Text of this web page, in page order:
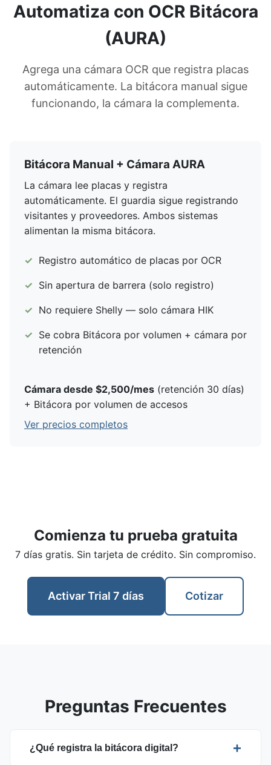
Automatiza con OCR Bitácora
(AURA)
Agrega una cámara OCR que registra placas
automáticamente. La bitácora manual sigue
funcionando, la cámara la complementa.
Bitácora Manual + Cámara AURA
La cámara lee placas y registra
automáticamente. El guardia sigue registrando
visitantes y proveedores. Ambos sistemas
alimentan la misma bitácora.
Registro automático de placas por OCR
Sin apertura de barrera (solo registro)
No requiere Shelly — solo cámara HIK
Se cobra Bitácora por volumen + cámara por
retención
Cámara desde $2,500/mes (retención 30 días)
+ Bitácora por volumen de accesos
Ver precios completos
Comienza tu prueba gratuita
7 días gratis. Sin tarjeta de crédito. Sin compromiso.
Activar Trial 7 días Cotizar
Preguntas Frecuentes
¿Qué registra la bitácora digital?